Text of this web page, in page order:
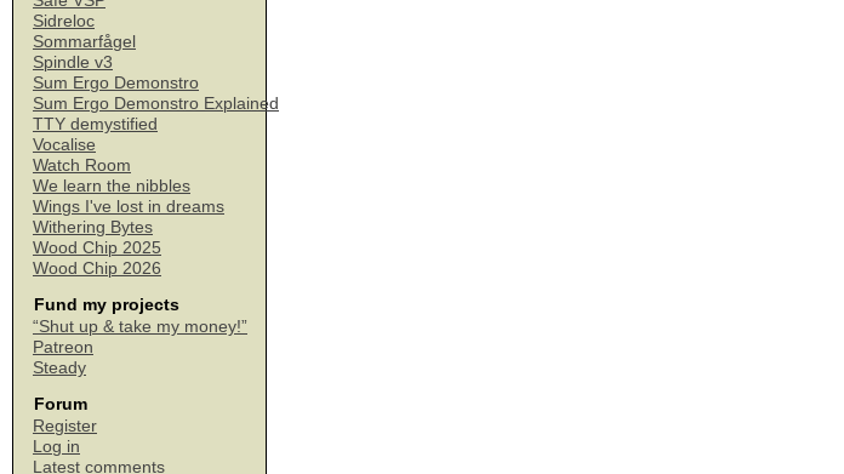
Sidreloc
Sommarfågel
Spindle v3
Sum Ergo Demonstro
Sum Ergo Demonstro Explained
TTY demystified
Vocalise
Watch Room
We learn the nibbles
Wings I've lost in dreams
Withering Bytes
Wood Chip 2025
Wood Chip 2026
Fund my projects
“Shut up & take my money!”
Patreon
Steady
Forum
Register
Log in
Latest comments